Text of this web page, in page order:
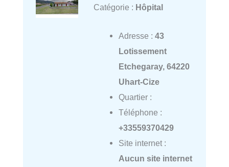
Catégorie : Hôpital
Adresse : 43
Lotissement
Etchegaray, 64220
Uhart-Cize
Quartier :
Téléphone :
+33559370429
Site internet :
Aucun site internet